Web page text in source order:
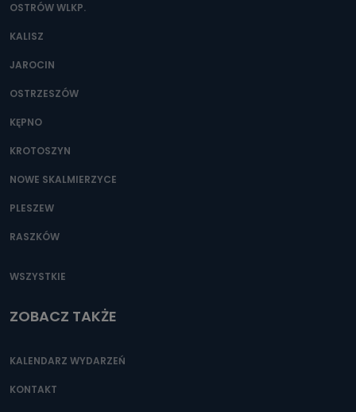
OSTRÓW WLKP.
KALISZ
JAROCIN
OSTRZESZÓW
KĘPNO
KROTOSZYN
NOWE SKALMIERZYCE
PLESZEW
RASZKÓW
WSZYSTKIE
ZOBACZ TAKŻE
KALENDARZ WYDARZEŃ
KONTAKT